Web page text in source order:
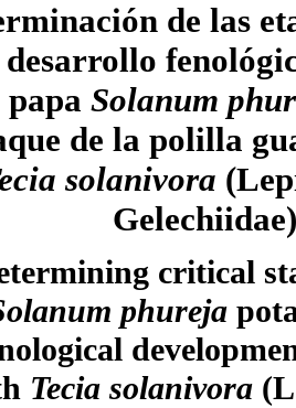
de las
desarrollo
papa Solanum
de la polilla
solanivora
Gelechiidae)
critical
phureja
Tecia solanivora